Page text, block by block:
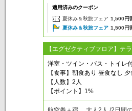
適用済みのクーポン
夏休み＆秋旅フェア 1,500円
夏休み＆秋旅フェア 1,500円
【エグゼクティブフロア】テ
洋室・ツイン・バス・トイレ
【食事】朝食あり 昼食なし 夕
【人数】2人
【ポイント】1%